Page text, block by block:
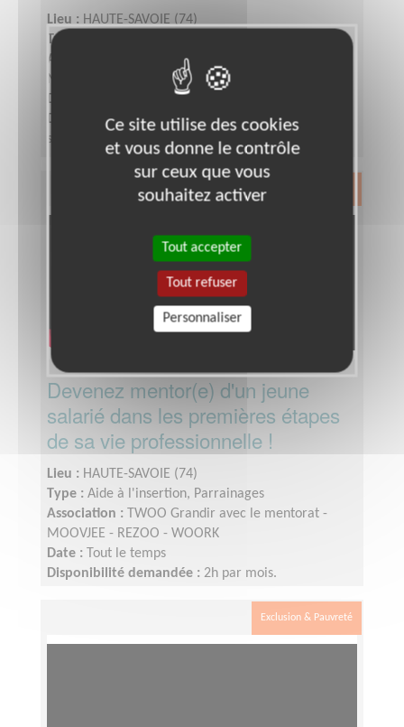
Lieu : HAUTE-SAVOIE (74)
Type :
Association :
Association Française contre les
Myopathies - Siège
Date :
Disponibilité demandée :De 3 à 6h par semaine
selon votre disponibilité
Devenez mentor(e) d'un jeune
salarié dans les premières étapes
de sa vie professionnelle !
Lieu : HAUTE-SAVOIE (74)
Type : Aide à l'insertion, Parrainages
Association :
TWOO Grandir avec le mentorat -
MOOVJEE - REZOO - WOORK
Date :
Tout le temps
Disponibilité demandée : 2h par mois.
Exclusion & Pauvreté
Ce site utilise des cookies
et vous donne le contrôle
sur ceux que vous
souhaitez activer
Tout accepter
Tout refuser
Personnaliser